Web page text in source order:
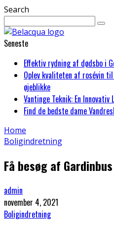
Search
Seneste
Effektiv rydning af dødsbo i
Oplev kvaliteten af rosévin
øjeblikke
Vantinge Teknik: En
Find de bedste dame
Home
Boligindretning
Få besøg af
admin
november 4, 2021
Boligindretning